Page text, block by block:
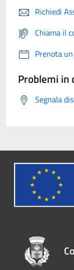
Richiedi
Chiama il
Prenota
Problemi in
Segnala